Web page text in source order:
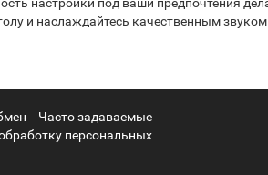
и наслаждайтесь качественным
Часто задаваемые
персональных